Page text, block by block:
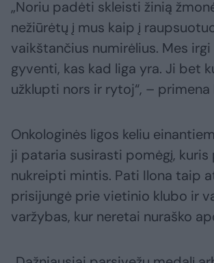
„Noriu padėti skleisti žinią
nežiūrėtų į mus kaip į
vaikštančius numirėlius. Mes
gyventi, kas kad liga yra. Ji bet
užklupti nors ir rytoj“, – primena
Onkologinės ligos keliu
ji pataria susirasti pomėgį, kuris
nukreipti mintis. Pati Ilona taip
prisijungė prie vietinio klubo ir
varžybas, kur neretai nuraško